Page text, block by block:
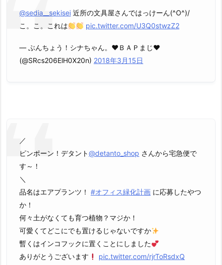
@sedia__sekisei 近所の文具屋さんではっけーん(^O^)/
こ。こ。これは
pic.twitter.com/U3Q0stwzZ2
— ぶんちょう！シナちゃん。♥ＢＡＰまじ♥
(@SRcs206ElH0X20n) 2018年3月15日
／
ピンポーン！デタント@detanto_shop さんから宅急便で
す～！
＼
品名はエアプランツ！ #オフィス緑化計画 に応募したやつ
か！
何々土がなくても育つ植物？マジか！
可愛くてどこにでも置けるじゃないですか
暫くはインコフックに置くことにしました
ありがとうございます
pic.twitter.com/rjrToRsdxQ